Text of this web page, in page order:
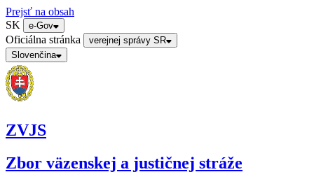
Prejsť na obsah
SK
e-Gov
Oficiálna stránka
verejnej správy SR
Slovenčina
ZVJS
Zbor väzenskej a justičnej stráže